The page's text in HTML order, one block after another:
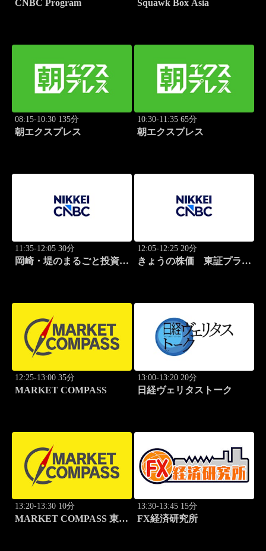
CNBC Program Squawk Box Asia
08:15-10:30 135分
朝エクスプレス
10:30-11:35 65分
朝エクスプレス
11:35-12:05 30分
岡崎・堤のまるごと投資道
12:05-12:25 20分
きょうの株価 東証プライ
12:25-13:00 35分
MARKET COMPASS
13:00-13:20 20分
日経ヴェリタストーク
13:20-13:30 10分
MARKET COMPASS 東証
13:30-13:45 15分
FX経済研究所